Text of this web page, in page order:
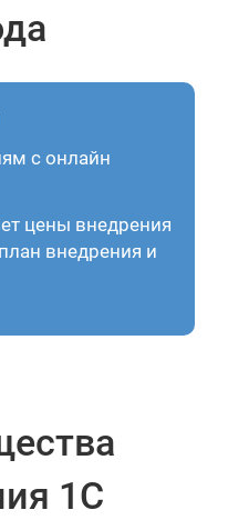
с онлайн
цены внедрения
внедрения и
1С